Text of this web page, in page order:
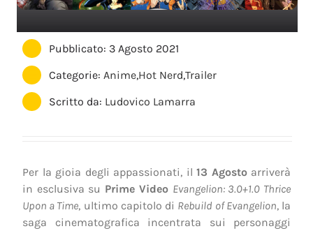
Pubblicato: 3 Agosto 2021
Categorie:Anime,Hot Nerd,Trailer
Scritto da: Ludovico Lamarra
Per la gioia degli appassionati, il 13 Agostoarriverà
in esclusiva su Prime Video Evangelion: 3.0+1.0 Thrice
Upon a Time, ultimo capitolo di Rebuild of Evangelion, la
saga cinematografica incentrata sui personaggi